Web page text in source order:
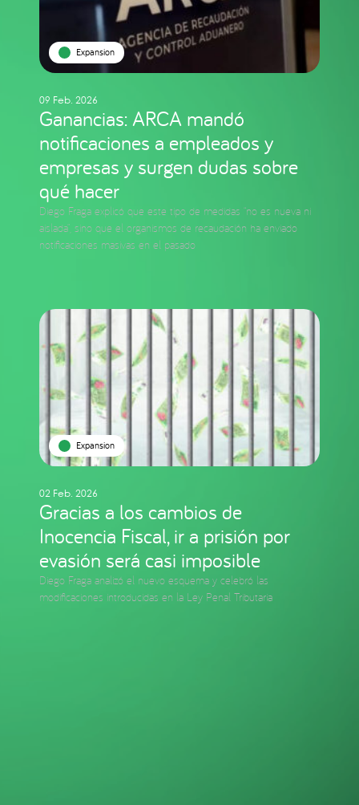
Expansion
09 Feb. 2026
Ganancias: ARCA mandó
notificaciones a empleados y
empresas y surgen dudas sobre
qué hacer
Diego Fraga explicó que este tipo de medidas “no es nueva ni
aislada”, sino que el organismos de recaudación ha enviado
notificaciones masivas en el pasado
Expansion
02 Feb. 2026
Gracias a los cambios de
Inocencia Fiscal, ir a prisión por
evasión será casi imposible
Diego Fraga analizó el nuevo esquema y celebró las
modificaciones introducidas en la Ley Penal Tributaria